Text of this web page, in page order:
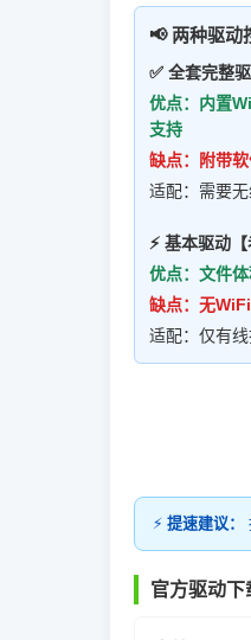
📢 两种驱动
✅ 全套完整
优点：内置
支持
缺点：附带
适配：需要
⚡ 基本驱动
优点：文件
缺点：无
适配：仅有
⚡ 提速建议：
官方驱动下